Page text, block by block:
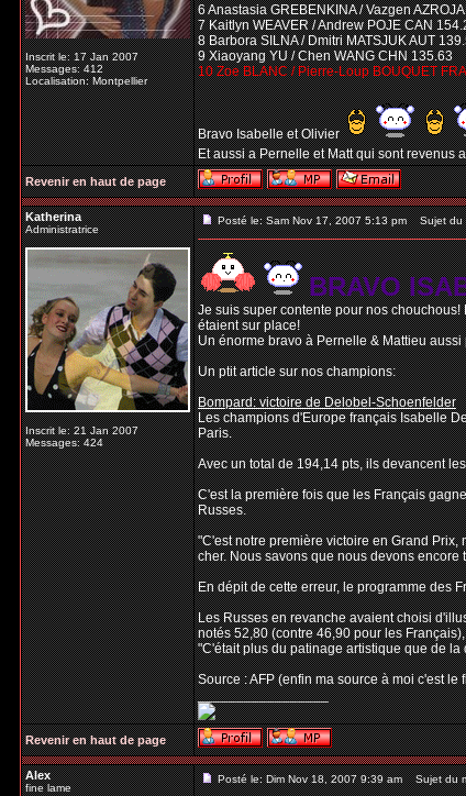
Inscrit le: 17 Jan 2007
Messages: 412
Localisation: Montpellier
6 Anastasia GREBENKINA / Vazgen
7 Kaitlyn WEAVER / Andrew POJE CAN
8 Barbora SILNA / Dmitri MATSJUK AUT
9 Xiaoyang YU / Chen WANG CHN 135.63
10 Zoe BLANC / Pierre-Loup BOUQUET
Bravo Isabelle et Olivier
Et aussi a Pernelle et Matt qui sont revenus
Revenir en haut de page
Katherina
Administratrice
Inscrit le: 21 Jan 2007
Messages: 424
Posté le: Sam Nov 17, 2007 5:13 pm Sujet du
BRAVO
Je suis super contente pour nos
étaient sur place!
Un énorme bravo à Pernelle & Mattieu
Un ptit article sur nos champions:
Bompard: victoire de Delobel-Schoenfelder
Les champions d'Europe français Isabelle
Paris.
Avec un total de 194,14 pts, ils devancent
C'est la première fois que les Français
Russes.
"C'est notre première victoire en Grand
cher. Nous savons que nous devons
En dépit de cette erreur, le programme des
Les Russes en revanche avaient choisi
notés 52,80 (contre 46,90 pour les
"C'était plus du patinage artistique que de
Source : AFP (enfin ma source à moi c'est le
_________________
Revenir en haut de page
Alex
fine lame
Posté le: Dim Nov 18, 2007 9:39 am Sujet du